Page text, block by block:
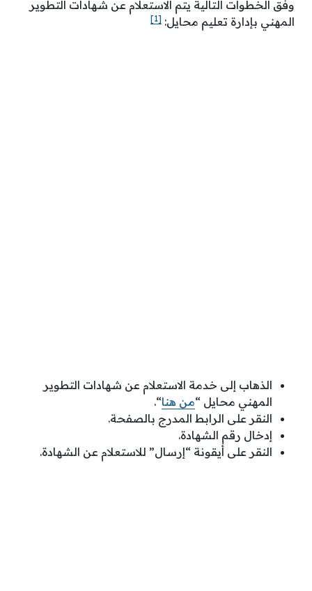
وفق الخطوات التالية يتم الاستعلام عن شهادات التطوير
المهني بإدارة تعليم محايل: [1]
الذهاب إلى خدمة الاستعلام عن شهادات التطوير
المهني محايل “من هنا“.
النقر على الرابط المدرج بالصفحة.
إدخال رقم الشهادة.
النقر على أيقونة “إرسال” للاستعلام عن الشهادة.